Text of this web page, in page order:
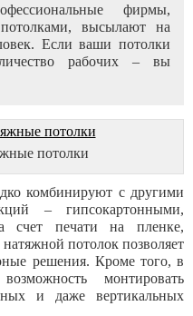
фирмы,
высылают на
Если ваши потолки
рабочих – вы
потолки
комбинируют с другими
– гипсокартонными,
счет печати на пленке,
потолок позволяет
решения. Кроме того, в
монтировать
и даже вертикальных